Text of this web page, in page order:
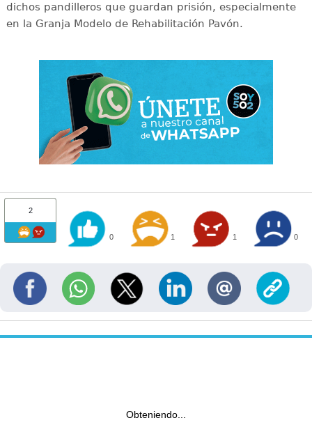
dichos pandilleros que guardan prisión, especialmente
en la Granja Modelo de Rehabilitación Pavón.
2
0 1 1 0
Obteniendo...